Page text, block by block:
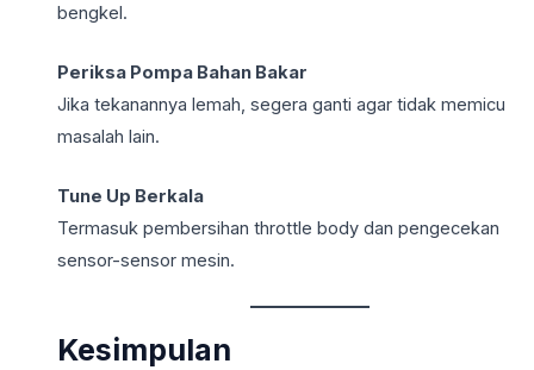
bengkel.
Periksa Pompa Bahan Bakar
Jika tekanannya lemah, segera ganti agar tidak memicu
masalah lain.
Tune Up Berkala
Termasuk pembersihan throttle body dan pengecekan
sensor-sensor mesin.
Kesimpulan